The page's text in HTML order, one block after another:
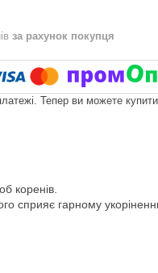
за рахунок покупця
Тепер ви можете
коренів.
сприяє гарному